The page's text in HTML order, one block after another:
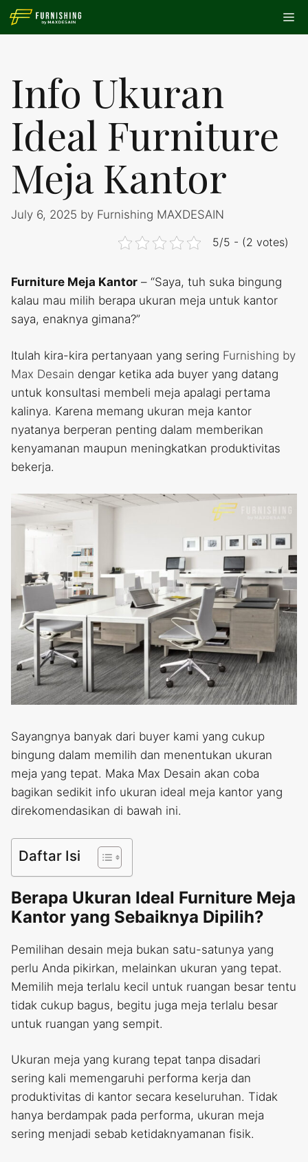
Skip
Info Ukuran
Ideal Furniture
Meja Kantor
July 6, 2025 by Furnishing MAXDESAIN
5/5 - (2 votes)
Furniture Meja Kantor – “Saya, tuh suka bingung
kalau mau milih berapa ukuran meja untuk kantor
saya, enaknya gimana?”
Itulah kira-kira pertanyaan yang sering Furnishing by
Max Desain dengar ketika ada buyer yang datang
untuk konsultasi membeli meja apalagi pertama
kalinya. Karena memang ukuran meja kantor
nyatanya berperan penting dalam memberikan
kenyamanan maupun meningkatkan produktivitas
bekerja.
Sayangnya banyak dari buyer kami yang cukup
bingung dalam memilih dan menentukan ukuran
meja yang tepat. Maka Max Desain akan coba
bagikan sedikit info ukuran ideal meja kantor yang
direkomendasikan di bawah ini.
Daftar Isi
Berapa Ukuran Ideal Furniture Meja
Kantor yang Sebaiknya Dipilih?
Pemilihan desain meja bukan satu-satunya yang
perlu Anda pikirkan, melainkan ukuran yang tepat.
Memilih meja terlalu kecil untuk ruangan besar tentu
tidak cukup bagus, begitu juga meja terlalu besar
untuk ruangan yang sempit.
Ukuran meja yang kurang tepat tanpa disadari
sering kali memengaruhi performa kerja dan
produktivitas di kantor secara keseluruhan. Tidak
hanya berdampak pada performa, ukuran meja
sering menjadi sebab ketidaknyamanan fisik.